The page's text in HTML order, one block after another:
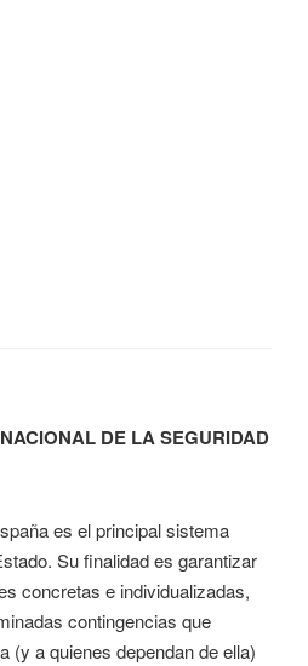
DE LA SEGURIDAD
es el principal sistema
Su finalidad es garantizar
concretas e individualizadas,
contingencias que
(y a quienes dependan de ella)